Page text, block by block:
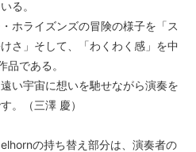
る。
ホライズンズの冒険の様子を「ス
さ」そして、「わくわく感」を中
である。
い宇宙に想いを馳せながら演奏を
。（三澤 慶）
の持ち替え部分は、演奏者の